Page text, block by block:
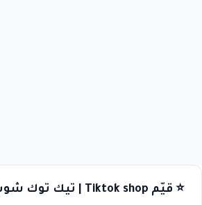
⭐ قيّم Tiktok shop | تيك توك شوب